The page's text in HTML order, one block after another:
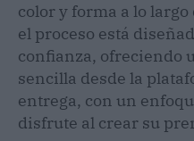
color y forma a lo
el proceso está
confianza, ofreciendo
sencilla desde la
entrega, con un
disfrute al crear su